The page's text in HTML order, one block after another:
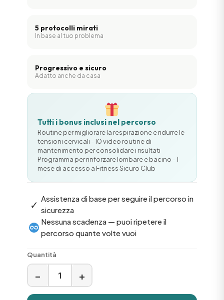
5 protocolli mirati
In base al tuo problema
Progressivo e sicuro
Adatto anche da casa
Tutti i bonus inclusi nel percorso
Routine per migliorare la respirazione e ridurre le
tensioni cervicali - 10 video routine di
mantenimento per consolidare i risultati -
Programma per rinforzare lombare e bacino - 1
mese di accesso a Fitness Sicuro Club
✓ Assistenza di base per seguire il percorso in
sicurezza
Nessuna scadenza — puoi ripetere il
percorso quante volte vuoi
Quantità
− +